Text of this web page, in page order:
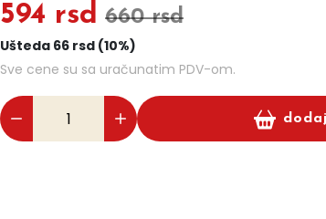
594 rsd 660 rsd
Ušteda 66 rsd (10%)
Sve cene su sa uračunatim PDV-om.